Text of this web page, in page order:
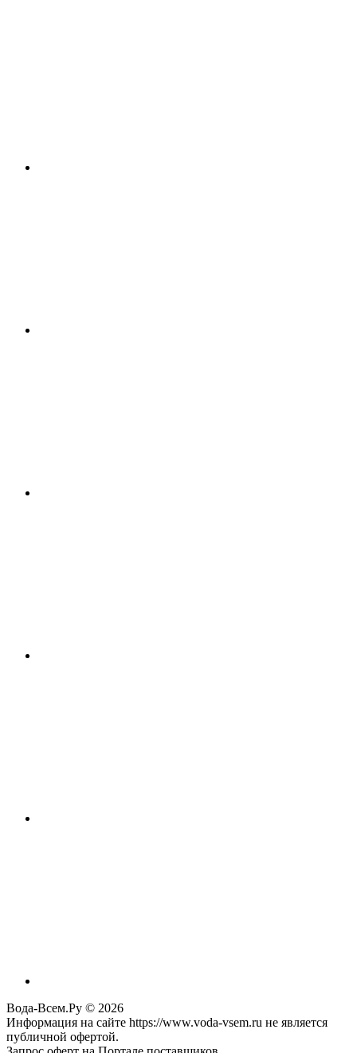
Вода-Всем.Ру © 2026
Информация на сайте https://www.voda-vsem.ru не является
публичной офертой.